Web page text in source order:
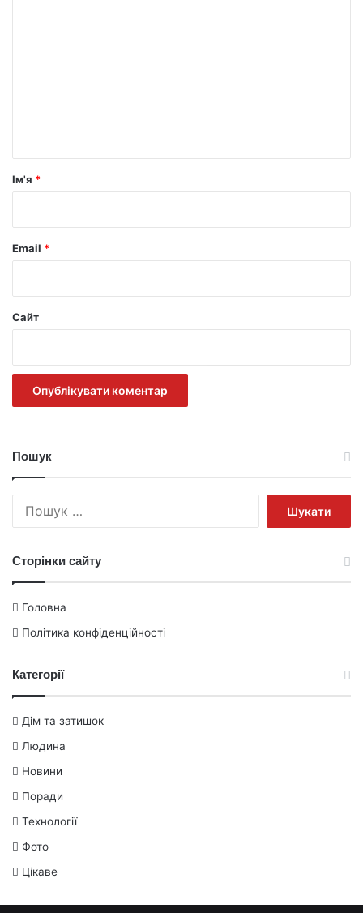
р
Ім'я *
Email *
Сайт
Пошук
Сторінки сайту
Головна
Політика конфіденційності
Категорії
Дім та затишок
Людина
Новини
Поради
Технології
Фото
Цікаве